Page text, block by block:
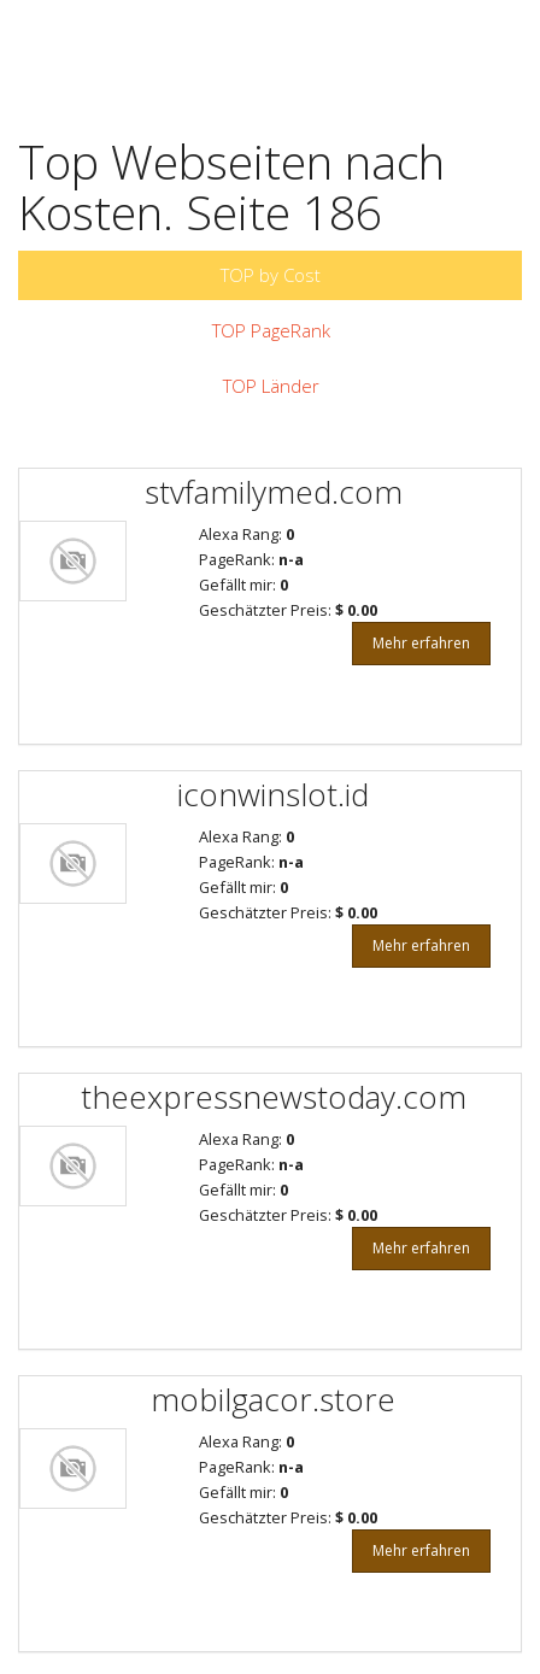
Top Webseiten nach
Kosten. Seite 186
TOP by Cost
TOP PageRank
TOP Länder
stvfamilymed.com
Alexa Rang: 0
PageRank: n-a
Gefällt mir: 0
Geschätzter Preis: $ 0.00
Mehr erfahren
iconwinslot.id
Alexa Rang: 0
PageRank: n-a
Gefällt mir: 0
Geschätzter Preis: $ 0.00
Mehr erfahren
theexpressnewstoday.com
Alexa Rang: 0
PageRank: n-a
Gefällt mir: 0
Geschätzter Preis: $ 0.00
Mehr erfahren
mobilgacor.store
Alexa Rang: 0
PageRank: n-a
Gefällt mir: 0
Geschätzter Preis: $ 0.00
Mehr erfahren